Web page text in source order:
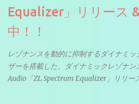
Equalizer」リリース
中！！
レゾナンスを動的に抑制するダイナミ
ザーを搭載した、ダイナミックレゾナン
Audio「ZL Spectrum Equalizer」リリー